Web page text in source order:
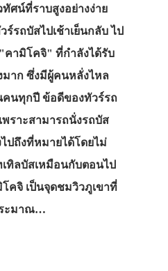
ศน์ที่ราบสูงอย่างง่าย
รถบัสไปเช้าเย็นกลับ ไป
คามิโคจิ" ที่กำลังได้รับ
มาก ซึ่งมีผู้คนหลั่งไหล
คนทุกปี ข้อดีของทัวร์รถ
ราะสามารถนั่งรถบัส
ปถึงที่หมายได้โดยไม่
ทิลบัสเหมือนกับตอนไป
คจิ เป็นจุดชมวิวภูเขาที่
ระมาณ…